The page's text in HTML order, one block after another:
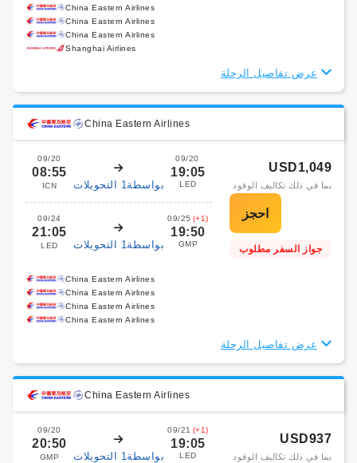
China Eastern Airlines
China Eastern Airlines
China Eastern Airlines
Shanghai Airlines
عرض تفاصيل الرحلة
China Eastern Airlines
09/20
08:55
ICN بواسطة1 التحويلات
09/20
19:05
LED
09/24
21:05
LED بواسطة1 التحويلات
09/25 (+1)
19:50
GMP
USD1,049
بما في ذلك تكاليف الوقود
جواز السفر مطلوب
China Eastern Airlines
China Eastern Airlines
China Eastern Airlines
China Eastern Airlines
عرض تفاصيل الرحلة
China Eastern Airlines
09/20
20:50
GMP بواسطة1 التحويلات
09/21 (+1)
19:05
LED
USD937
بما في ذلك تكاليف الوقود